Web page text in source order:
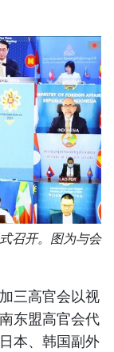
召开。图为与会
三高官会以视
东盟高官会代
本、韩国副外